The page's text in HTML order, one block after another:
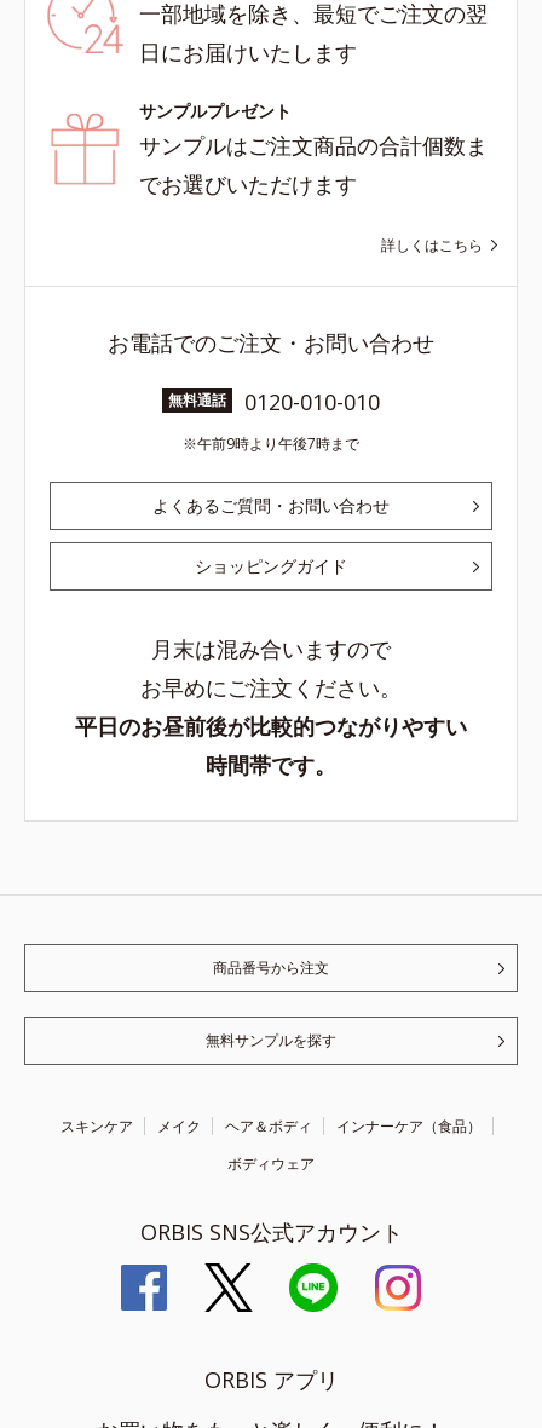
一部地域を除き、最短でご注文の翌
日にお届けいたします
サンプルプレゼント
サンプルはご注文商品の合計個数ま
でお選びいただけます
詳しくはこちら
お電話でのご注文・お問い合わせ
無料通話 0120-010-010
午前9時より午後7時まで
よくあるご質問・お問い合わせ
ショッピングガイド
月末は混み合いますので
お早めにご注文ください。
平日のお昼前後が比較的つながりやすい
時間帯です。
商品番号から注文
無料サンプルを探す
スキンケア メイク ヘア＆ボディ
インナーケア（食品）
ボディウェア
ORBIS SNS公式アカウント
ORBIS アプリ